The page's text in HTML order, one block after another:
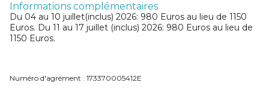
Informations complémentaires
Du 04 au 10 juillet(inclus) 2026: 980 Euros au lieu de 1150
Euros. Du 11 au 17 juillet (inclus) 2026: 980 Euros au lieu de
1150 Euros.
Numéro d'agrément : 173370005412E